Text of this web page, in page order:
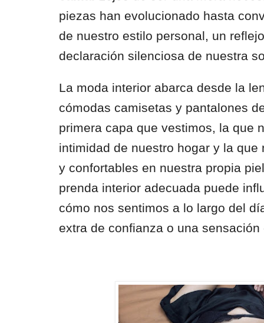
piezas han evolucionado hasta
de nuestro estilo personal, un
declaración silenciosa de nuestra
La moda interior abarca desde la
cómodas camisetas y pantalones
primera capa que vestimos, la que
intimidad de nuestro hogar y la
y confortables en nuestra propia
prenda interior adecuada puede
cómo nos sentimos a lo largo del
extra de confianza o una